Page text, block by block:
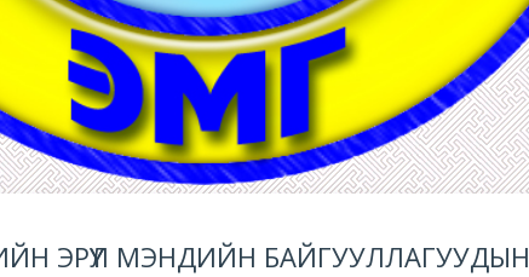
ЭРҮҮЛ МЭНДИЙН БАЙГУУЛЛАГУУДЫН